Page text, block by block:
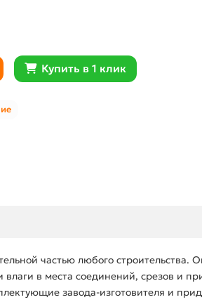
Купить в 1 клик
частью любого строительства.
в места соединений, срезов и
завода-изготовителя и